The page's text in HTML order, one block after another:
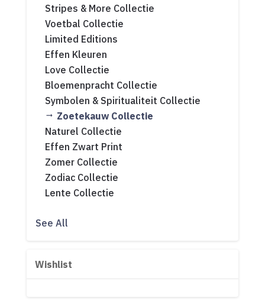
Stripes & More Collectie
Voetbal Collectie
Limited Editions
Effen Kleuren
Love Collectie
Bloemenpracht Collectie
Symbolen & Spiritualiteit Collectie
Zoetekauw Collectie
Naturel Collectie
Effen Zwart Print
Zomer Collectie
Zodiac Collectie
Lente Collectie
See All
Wishlist